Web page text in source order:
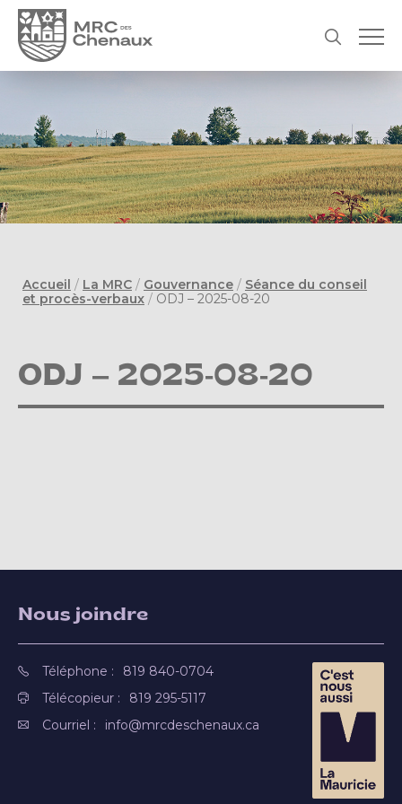
Accueil / La MRC / Gouvernance / Séance du conseil
et procès-verbaux / ODJ – 2025-08-20
ODJ – 2025-08-20
Nous joindre
Téléphone :
819 840-0704
Télécopieur :
819 295-5117
Courriel :
info@mrcdeschenaux.ca